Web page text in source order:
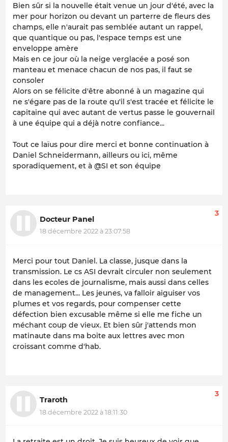
Bien sûr si la nouvelle était venue un jour d'été, avec la
mer pour horizon ou devant un parterre de fleurs des
champs, elle n'aurait pas semblée autant un rappel,
que quantique ou pas, l'espace temps est une
enveloppe amère
Mais en ce jour où la neige verglacée a posé son
manteau et menace chacun de nos pas, il faut se
consoler
Alors on se félicite d'être abonné à un magazine qui
ne s'égare pas de la route qu'il s'est tracée et félicite le
capitaine qui avec autant de vertus passe le gouvernail
à une équipe qui a déjà notre confiance...
Tout ce laïus pour dire merci et bonne continuation à
Daniel Schneidermann, ailleurs ou ici, même
sporadiquement, et à @SI et son équipe
Docteur Panel
18 décembre 2022 à 23:07:58
3
Merci pour tout Daniel. La classe, jusque dans la
transmission. Le cs ASI devrait circuler non seulement
dans les ecoles de journalisme, mais aussi dans celles
de management... Les jeunes, va falloir aiguiser vos
plumes et vos regards, pour compenser cette
défection bien excusable même si elle me fiche un
méchant coup de vieux. Et bien sûr j'attends mon
matinaute dans ma boite aux lettres avec mon
croissant comme d'hab.
Traroth
18 décembre 2022 à 18:11:30
3